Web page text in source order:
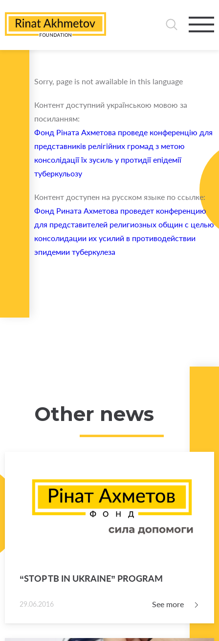
Sorry, page is not awailable in this language
Контент доступний українською мовою за
посиланням:
Фонд Ріната Ахметова проведе конференцію для
представників релігійних громад з метою
консолідації їх зусиль у протидії епідемії
туберкульозу
Контент доступен на русском языке по ссылке:
Фонд Рината Ахметова проведет конференцию
для представителей религиозных общин с целью
консолидации их усилий в противодействии
эпидемии туберкулеза
Other news
“STOP TB IN UKRAINE” PRO­GRAM
29.06.2016 See more